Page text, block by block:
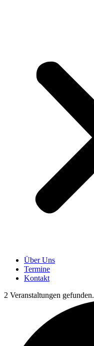
Über Uns
Termine
Kontakt
2 Veranstaltungen gefunden.